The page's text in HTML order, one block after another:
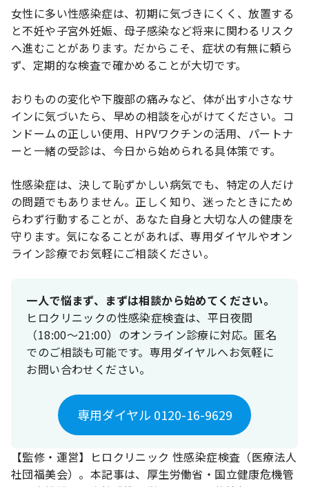
女性に多い性感染症は、初期に気づきにくく、放置する
と不妊や子宮外妊娠、母子感染など将来に関わるリスク
へ進むことがあります。だからこそ、症状の有無に頼ら
ず、定期的な検査で確かめることが大切です。
おりものの変化や下腹部の痛みなど、体が出す小さなサ
インに気づいたら、早めの相談を心がけてください。コ
ンドームの正しい使用、HPVワクチンの活用、パートナ
ーと一緒の受診は、今日から始められる具体策です。
性感染症は、決して恥ずかしい病気でも、特定の人だけ
の問題でもありません。正しく知り、迷ったときにため
らわず行動することが、あなた自身と大切な人の健康を
守ります。気になることがあれば、専用ダイヤルやオン
ライン診療でお気軽にご相談ください。
一人で悩まず、まずは相談から始めてください。
ヒロクリニックの性感染症検査は、平日夜間
（18:00〜21:00）のオンライン診療に対応。匿名
でのご相談も可能です。専用ダイヤルへお気軽に
お問い合わせください。
専用ダイヤル 0120-16-9629
【監修・運営】ヒロクリニック 性感染症検査（医療法人
社団福美会）。本記事は、厚生労働省・国立健康危機管